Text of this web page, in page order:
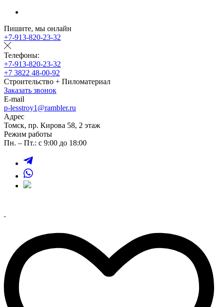
Пишите, мы онлайн
+7-913-820-23-32
Телефоны:
+7-913-820-23-32
+7 3822 48-00-92
Строительство + Пиломатериал
Заказать звонок
E-mail
p-lesstroy1@rambler.ru
Адрес
Томск, пр. Кирова 58, 2 этаж
Режим работы
Пн. – Пт.: с 9:00 до 18:00